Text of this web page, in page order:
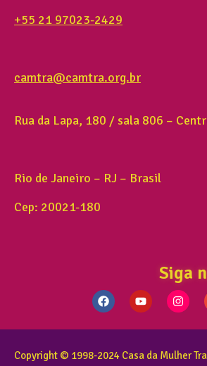
+55 21 97023-2429
camtra@camtra.org.br
Rua da Lapa, 180 / sala 806 –
Rio de Janeiro – RJ – Brasil
Cep: 20021-180
Siga
Copyright © 1998-2024 Casa da Mulher